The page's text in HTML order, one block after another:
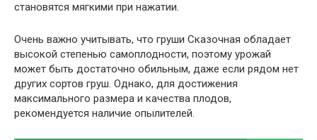
становятся мягкими при нажатии.
Очень важно учитывать, что груши Сказочная обладает
высокой степенью самоплодности, поэтому урожай
может быть достаточно обильным, даже если рядом нет
других сортов груш. Однако, для достижения
максимального размера и качества плодов,
рекомендуется наличие опылителей.